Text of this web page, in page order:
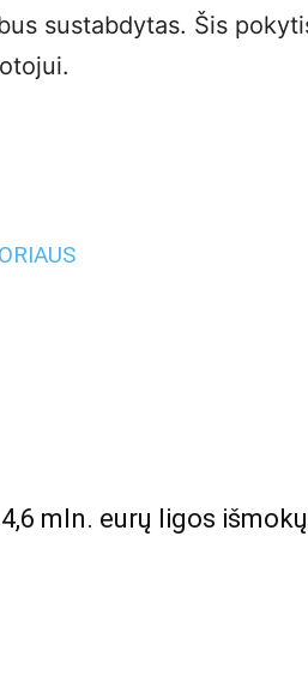
sustabdytas. Šis
mln. eurų ligos